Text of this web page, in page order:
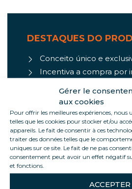
Gérer le
aux cookies
Pour offrir les meilleures expériences, nous
telles que les cookies pour stocker et/ou
appareils. Le fait de consentir à ces
traiter des données telles que le
uniques sur ce site. Le fait de ne pas
consentement peut avoir un effet négatif
et fonctions.
ACCEPTER
DESTAQUES DO
Conceito único e
Incentiva a compra por
Design moderno
Área de implantação
Montagem simples e
mão)
Adaptável aos seus